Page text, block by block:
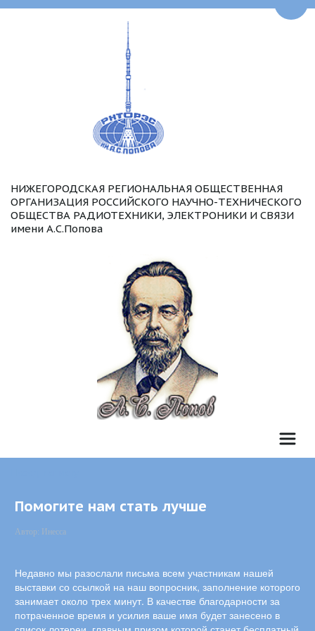
НИЖЕГОРОДСКАЯ РЕГИОНАЛЬНАЯ ОБЩЕСТВЕННАЯ
ОРГАНИЗАЦИЯ РОССИЙСКОГО НАУЧНО-ТЕХНИЧЕСКОГО
ОБЩЕСТВА РАДИОТЕХНИКИ, ЭЛЕКТРОНИКИ И СВЯЗИ
имени А.С.Попова
Помогите нам стать лучше
Автор: Инесса
Недавно мы разослали письма всем участникам нашей
выставки со ссылкой на наш вопросник, заполнение которого
занимает около трех минут. В качестве благодарности за
потраченное время и усилия ваше имя будет занесено в